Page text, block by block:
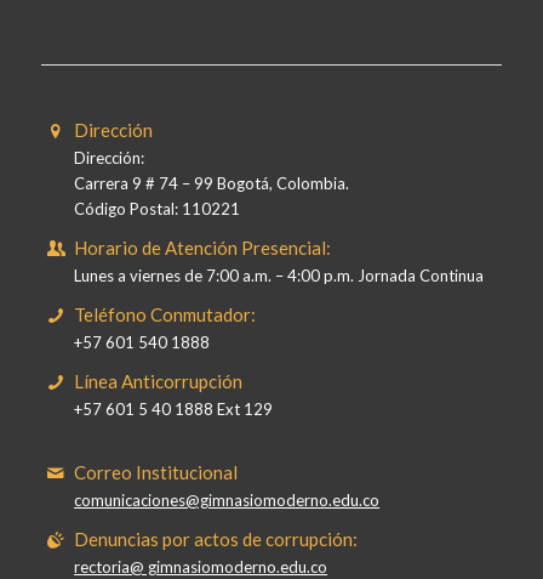
Dirección
Dirección:
Carrera 9 # 74 – 99 Bogotá, Colombia.
Código Postal: 110221
Horario de Atención Presencial:
Lunes a viernes de 7:00 a.m. – 4:00 p.m. Jornada Continua
Teléfono Conmutador:
+57 601 540 1888
Línea Anticorrupción
+57 601 5 40 1888 Ext 129
Correo Institucional
comunicaciones@gimnasiomoderno.edu.co
Denuncias por actos de corrupción:
rectoria@ gimnasiomoderno.edu.co